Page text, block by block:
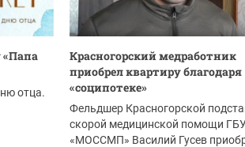
отца.
Красногорский медработник
приобрел квартиру благодаря
«соципотеке»
Фельдшер Красногорской
скорой медицинской помощи
«МОССМП» Василий Гусев